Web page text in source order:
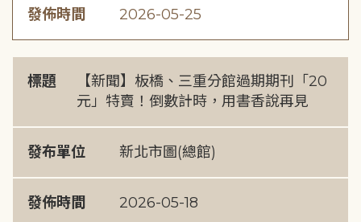
發佈時間 2026-05-25
標題
【新聞】板橋、三重分館過期期刊「20
元」特賣！倒數計時，用書香說再見
發布單位 新北市圖(總館)
發佈時間 2026-05-18